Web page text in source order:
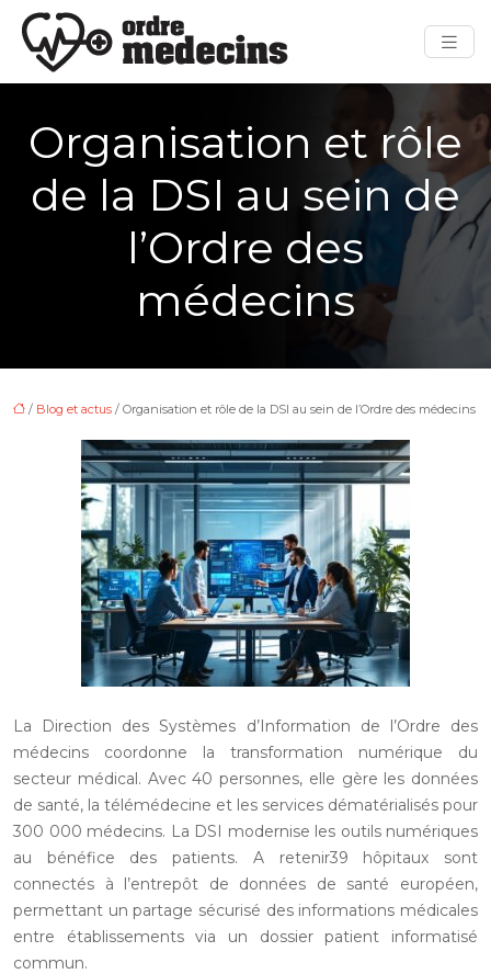
Organisation et rôle
de la DSI au sein de
l’Ordre des
médecins
/ Blog et actus / Organisation et rôle de la DSI au sein de l’Ordre des médecins
La Direction des Systèmes d’Information de l’Ordre des
médecins coordonne la transformation numérique du
secteur médical. Avec 40 personnes, elle gère les données
de santé, la télémédecine et les services dématérialisés pour
300 000 médecins. La DSI modernise les outils numériques
au bénéfice des patients. A retenir39 hôpitaux sont
connectés à l’entrepôt de données de santé européen,
permettant un partage sécurisé des informations médicales
entre établissements via un dossier patient informatisé
commun.